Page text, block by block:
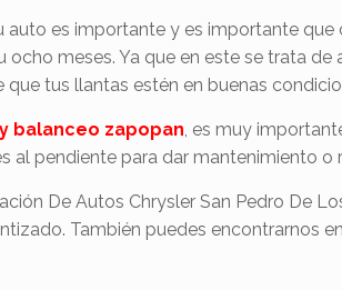
es importante y es importante
ocho meses. Ya que en este se trata
tus llantas estén en buenas
balanceo zapopan, es muy
al pendiente para dar mantenimiento o
De Autos Chrysler San Pedro De
También puedes encontrarnos